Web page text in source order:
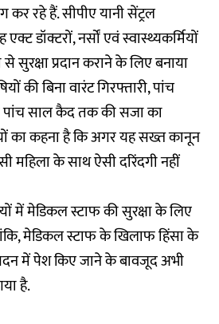
कर रहे हैं. सीपीए यानी सेंट्रल
डॉक्टरों, नर्सों एवं स्वास्थ्यकर्मियों
सुरक्षा प्रदान कराने के लिए बनाया
की बिना वारंट गिरफ्तारी, पांच
पांच साल कैद तक की सजा का
का कहना है कि अगर यह सख्त कानून
महिला के साथ ऐसी दरिंदगी नहीं
में मेडिकल स्टाफ की सुरक्षा के लिए
मेडिकल स्टाफ के खिलाफ हिंसा के
में पेश किए जाने के बावजूद अभी
है.